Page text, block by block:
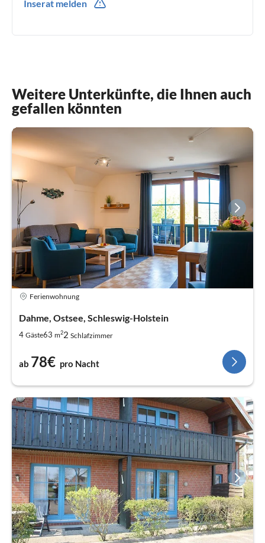
Inserat melden
Weitere Unterkünfte, die Ihnen auch
gefallen könnten
Ferienwohnung
Dahme, Ostsee, Schleswig-Holstein
4 Gäste63 m22 Schlafzimmer
ab 78€ pro Nacht